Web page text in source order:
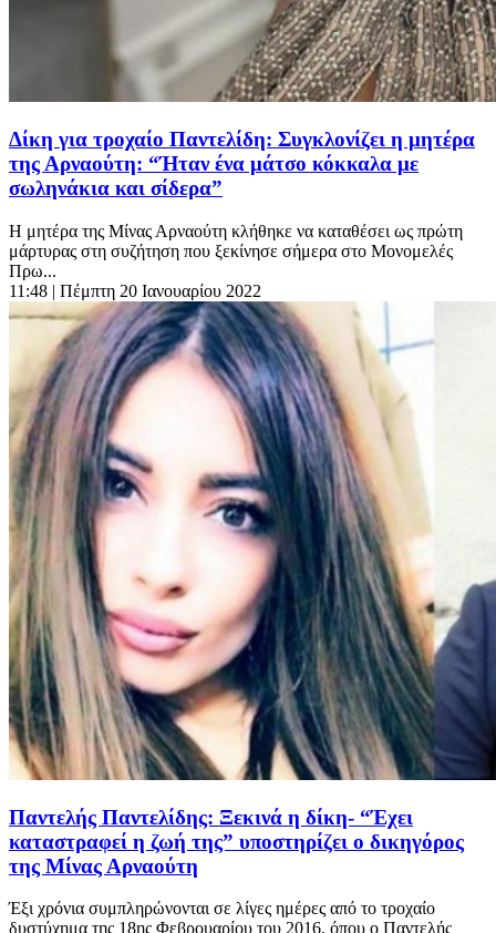
Δίκη για τροχαίο Παντελίδη: Συγκλονίζει η μητέρα
της Αρναούτη: “Ήταν ένα μάτσο κόκκαλα με
σωληνάκια και σίδερα”
Η μητέρα της Μίνας Αρναούτη κλήθηκε να καταθέσει ως πρώτη
μάρτυρας στη συζήτηση που ξεκίνησε σήμερα στο Μονομελές
Πρω...
11:48 | Πέμπτη 20 Ιανουαρίου 2022
Παντελής Παντελίδης: Ξεκινά η δίκη- “Έχει
καταστραφεί η ζωή της” υποστηρίζει ο δικηγόρος
της Μίνας Αρναούτη
Έξι χρόνια συμπληρώνονται σε λίγες ημέρες από το τροχαίο
δυστύχημα της 18ης Φεβρουαρίου του 2016, όπου ο Παντελής